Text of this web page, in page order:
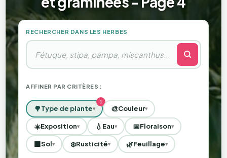
RECHERCHER DANS LES HERBES
AFFINER PAR CRITÈRES :
🌳Type de plante▾ 🎨Couleur▾
☀️Exposition▾ 💧 Eau▾ 📅Floraison▾
🟫Sol▾ ❄️Rusticité▾ 🌿Feuillage▾